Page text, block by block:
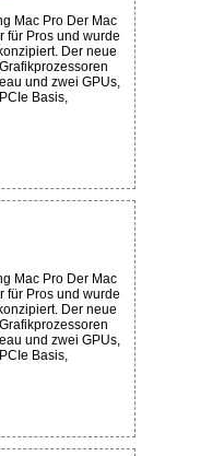
Mac Pro Der Mac
für Pros und wurde
Der neue
und zwei GPUs,
Basis,
Mac Pro Der Mac
für Pros und wurde
Der neue
und zwei GPUs,
Basis,